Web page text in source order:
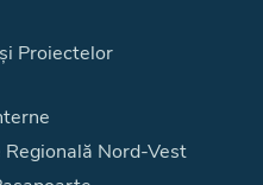
Proiectelor
Nord-Vest